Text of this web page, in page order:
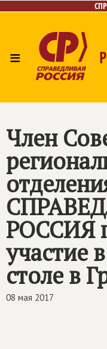
≡
Член
РОССИЯ
участие
столе в
08 мая 2017